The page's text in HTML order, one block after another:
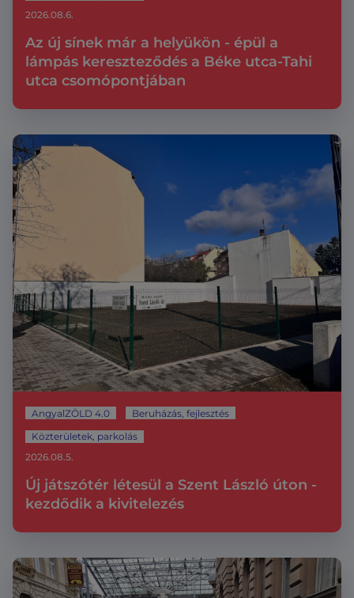
Az új sínek már a helyükön - épül a
lámpás kereszteződés a Béke utca-Tahi
utca csomópontjában
2026.08.6.
AngyalZÖLD 4.0
Beruházás, fejlesztés
Közterületek, parkolás
Új játszótér létesül a Szent László úton -
kezdődik a kivitelezés
2026.08.5.